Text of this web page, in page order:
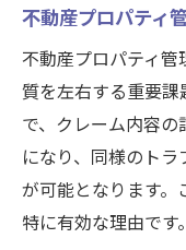
不動産プロパティ
不動産プロパティ管
質を左右する重要課
で、クレーム内容
になり、同様のト
が可能となります。
特に有効な理由です。